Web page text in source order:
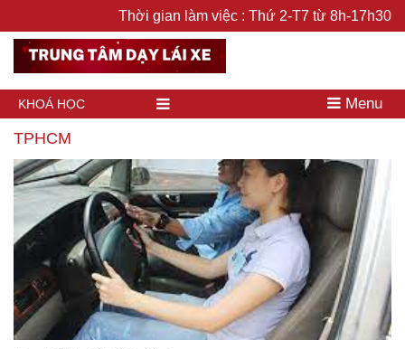
Thời gian làm việc : Thứ 2-T7 từ 8h-17h30
KHOÁ HỌC Menu
TPHCM